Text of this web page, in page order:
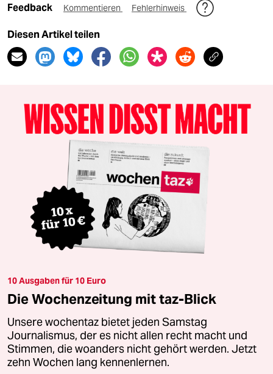
Feedback Kommentieren Fehlerhinweis
Diesen Artikel teilen
10 Ausgaben für 10 Euro
Die Wochenzeitung mit taz-Blick
Unsere wochentaz bietet jeden Samstag
Journalismus, der es nicht allen recht macht und
Stimmen, die woanders nicht gehört werden. Jetzt
zehn Wochen lang kennenlernen.